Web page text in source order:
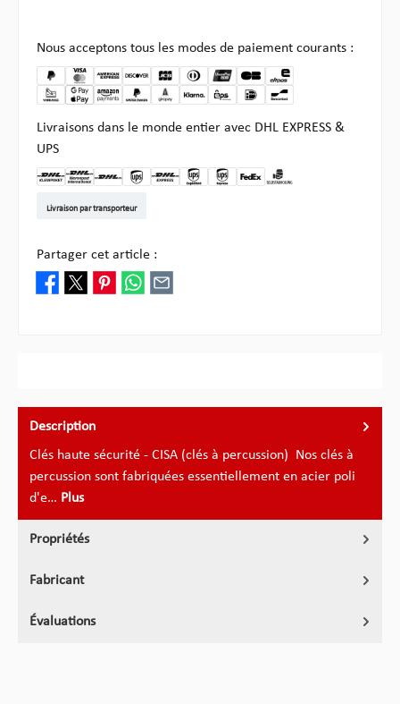
Nous acceptons tous les modes de paiement courants :
Livraisons dans le monde entier avec DHL EXPRESS &
UPS
Livraison par transporteur
Partager cet article :
Description
Clés haute sécurité - CISA (clés à percussion) Nos clés à
percussion sont fabriquées essentiellement en acier poli
d'e… Plus
Propriétés
Fabricant
Évaluations